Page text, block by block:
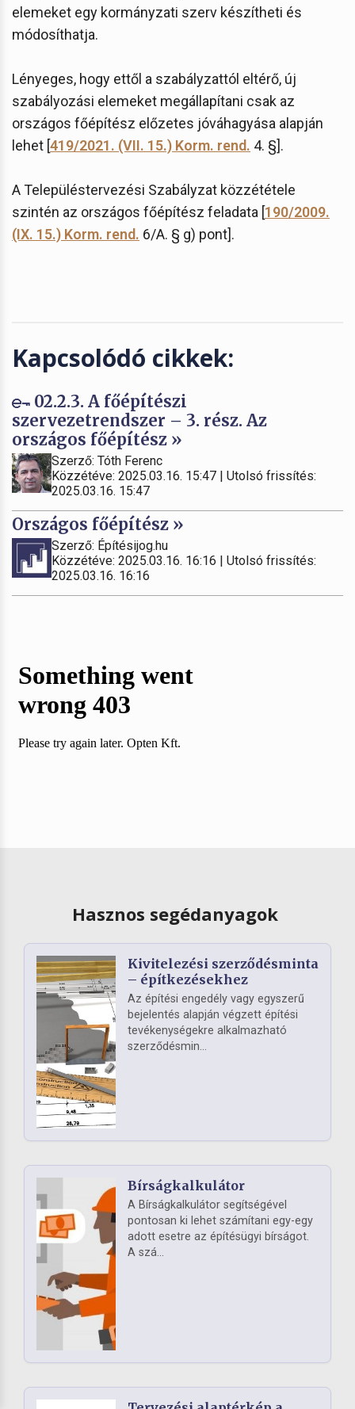
elemeket egy kormányzati szerv készítheti és
módosíthatja.
Lényeges, hogy ettől a szabályzattól eltérő, új
szabályozási elemeket megállapítani csak az
országos főépítész előzetes jóváhagyása alapján
lehet [419/2021. (VII. 15.) Korm. rend. 4. §].
A Településtervezési Szabályzat közzététele
szintén az országos főépítész feladata [190/2009.
(IX. 15.) Korm. rend. 6/A. § g) pont].
Kapcsolódó cikkek:
02.2.3. A főépítészi
szervezetrendszer – 3. rész. Az
országos főépítész »
Szerző: Tóth Ferenc
Közzétéve: 2025.03.16. 15:47 | Utolsó frissítés:
2025.03.16. 15:47
Országos főépítész »
Szerző: Építésijog.hu
Közzétéve: 2025.03.16. 16:16 | Utolsó frissítés:
2025.03.16. 16:16
Hasznos segédanyagok
Kivitelezési szerződésminta
– építkezésekhez
Az építési engedély vagy egyszerű
bejelentés alapján végzett építési
tevékenységekre alkalmazható
szerződésmin...
Bírságkalkulátor
A Bírságkalkulátor segítségével
pontosan ki lehet számítani egy-egy
adott esetre az építésügyi bírságot.
A szá...